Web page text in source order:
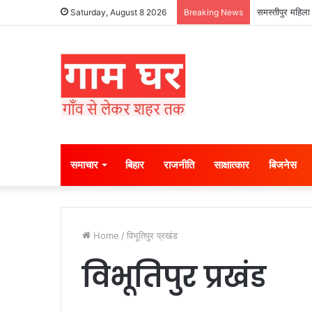
Saturday, August 8 2026 Breaking News समस्तीपुर
समाचार बिहार राजनीति साक्षात्कार बिजनेस
Home / विभूतिपुर प्रखंड
विभूतिपुर प्रखंड